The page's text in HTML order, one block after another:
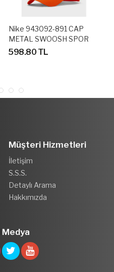
Nike 943092-891 CAP
METAL SWOOSH SPOR
ŞAPKA
598.80 TL
Müşteri Hizmetleri
İletişim
S.S.S.
Detaylı Arama
Hakkımızda